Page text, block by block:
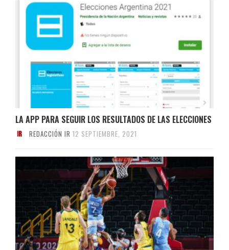
LA APP PARA SEGUIR LOS RESULTADOS DE LAS ELECCIONES
REDACCIÓN IR 12 SEPTIEMBRE, 2021